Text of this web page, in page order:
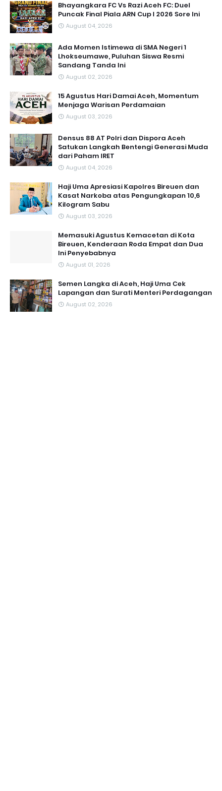
Bhayangkara FC Vs Razi Aceh FC: Duel
Puncak Final Piala ARN Cup I 2026 Sore Ini
August 04, 2026
Ada Momen Istimewa di SMA Negeri 1
Lhokseumawe, Puluhan Siswa Resmi
Sandang Tanda Ini
August 02, 2026
15 Agustus Hari Damai Aceh, Momentum
Menjaga Warisan Perdamaian
August 03, 2026
Densus 88 AT Polri dan Dispora Aceh
Satukan Langkah Bentengi Generasi Muda
dari Paham IRET
August 04, 2026
Haji Uma Apresiasi Kapolres Bireuen dan
Kasat Narkoba atas Pengungkapan 10,6
Kilogram Sabu
August 03, 2026
Memasuki Agustus Kemacetan di Kota
Bireuen, Kenderaan Roda Empat dan Dua
Ini Penyebabnya
August 01, 2026
Semen Langka di Aceh, Haji Uma Cek
Lapangan dan Surati Menteri Perdagangan
August 02, 2026